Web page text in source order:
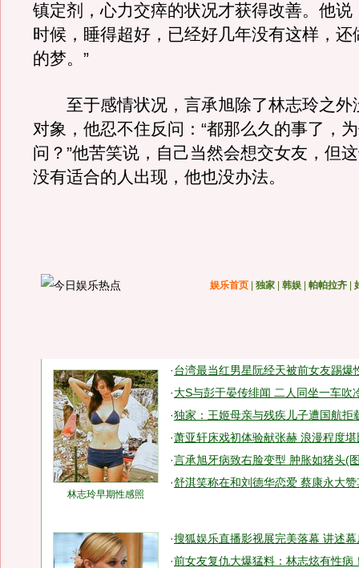
镇定剂，心力交瘁的状况才获得改善。他说
时候，睡得超好，已经好几年没有这样，还
的梦。”
至于感情状况，言承旭除了林志玲之外
对象，他忍不住反问：“都那么久的事了，
问？”他苦笑说，自己当然会想交女友，但
没有适合的人出现，他也没办法。
娱乐首页 独家 韩娱 帕帕拉齐
林志玲早期性感照
·台湾最当红男星阮经天被前女友踢爆
·大S与彭于晏传绯闻 二人同坐一车吹
·独家：王姬母亲与残疾儿子遭国航拒
·萧亚轩床戏初体验献张赫 浪漫程度
·言承旭牙病致右脸变型 肿胀如猪头(
·舒淇笑称在和刘德华恋爱 蔡康永大
·搜狐娱乐直播影视展完美落幕 讲述
·前女友复仇大爆猛料：林志炫有性病